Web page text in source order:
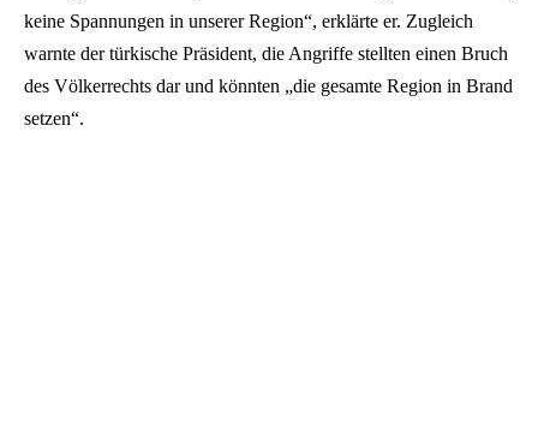
keine Spannungen in unserer Region“, erklärte er. Zugleich
warnte der türkische Präsident, die Angriffe stellten einen Bruch
des Völkerrechts dar und könnten „die gesamte Region in Brand
setzen“.